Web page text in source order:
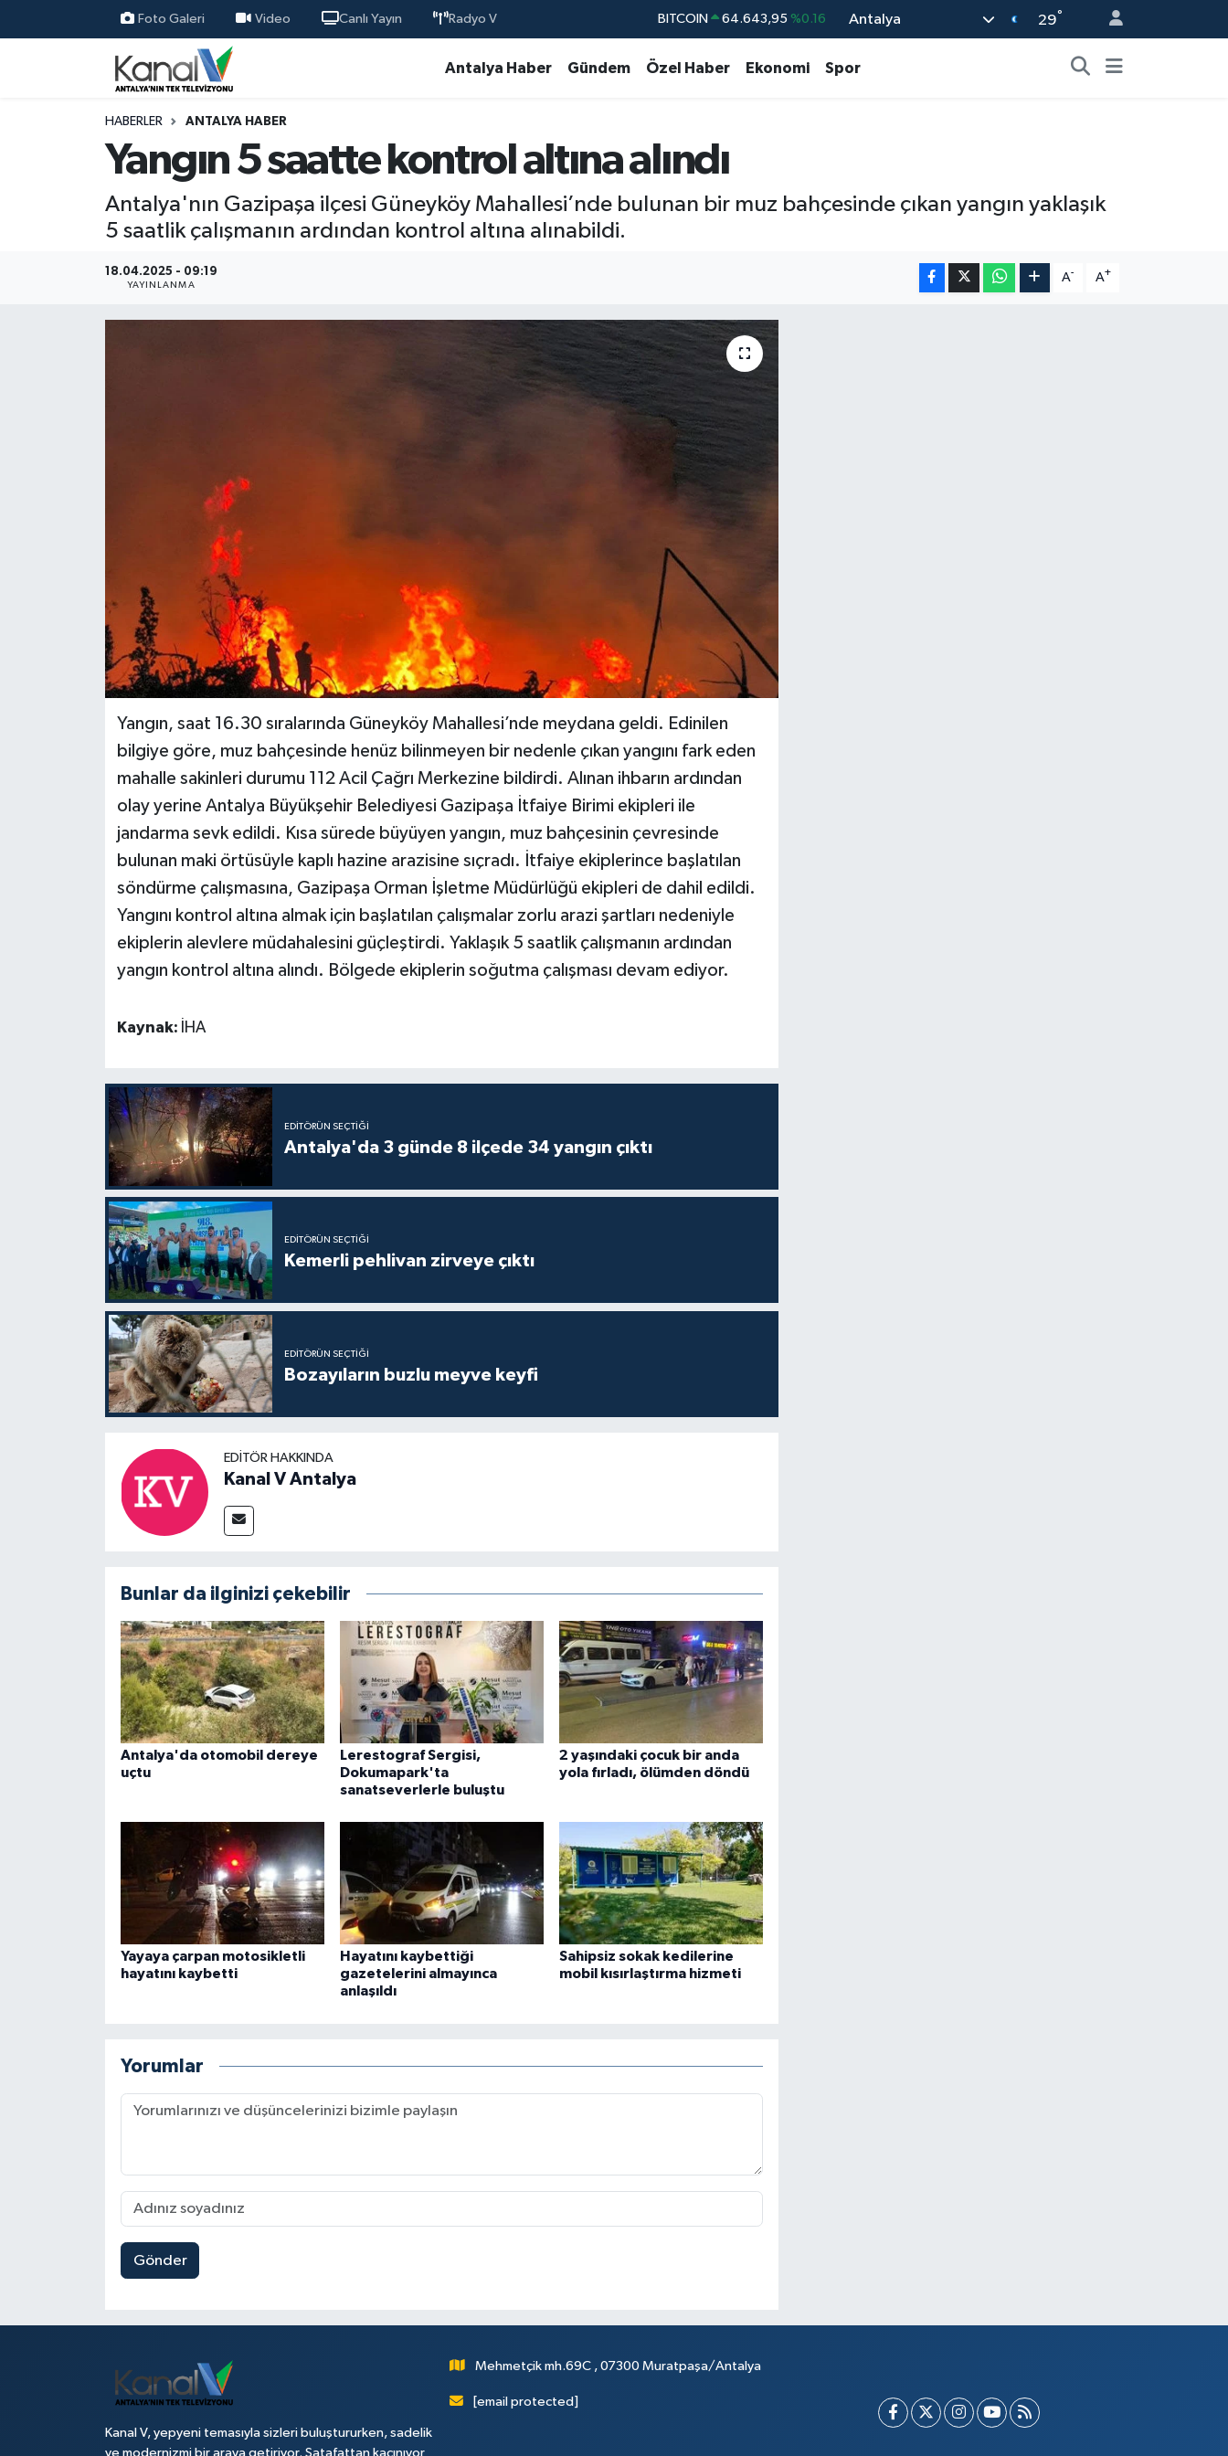
Foto Galeri Video Canlı Yayın Radyo V BITCOIN 64.643,95 %0.16
GRAM ALTIN
Antalya 29°
Antalya Haber Gündem Özel Haber Ekonomi Spor
HABERLER ANTALYA HABER
Yangın 5 saatte kontrol altına alındı
Antalya'nın Gazipaşa ilçesi Güneyköy Mahallesi’nde bulunan bir muz bahçesinde çıkan yangın yaklaşık
5 saatlik çalışmanın ardından kontrol altına alınabildi.
18.04.2025 - 09:19
YAYINLANMA
A- A+
Yangın, saat 16.30 sıralarında Güneyköy Mahallesi’nde meydana geldi. Edinilen
bilgiye göre, muz bahçesinde henüz bilinmeyen bir nedenle çıkan yangını fark eden
mahalle sakinleri durumu 112 Acil Çağrı Merkezine bildirdi. Alınan ihbarın ardından
olay yerine Antalya Büyükşehir Belediyesi Gazipaşa İtfaiye Birimi ekipleri ile
jandarma sevk edildi. Kısa sürede büyüyen yangın, muz bahçesinin çevresinde
bulunan maki örtüsüyle kaplı hazine arazisine sıçradı. İtfaiye ekiplerince başlatılan
söndürme çalışmasına, Gazipaşa Orman İşletme Müdürlüğü ekipleri de dahil edildi.
Yangını kontrol altına almak için başlatılan çalışmalar zorlu arazi şartları nedeniyle
ekiplerin alevlere müdahalesini güçleştirdi. Yaklaşık 5 saatlik çalışmanın ardından
yangın kontrol altına alındı. Bölgede ekiplerin soğutma çalışması devam ediyor.
Kaynak: İHA
EDITÖRÜN SEÇTIĞI
Antalya'da 3 günde 8 ilçede 34 yangın çıktı
EDITÖRÜN SEÇTIĞI
Kemerli pehlivan zirveye çıktı
EDITÖRÜN SEÇTIĞI
Bozayıların buzlu meyve keyfi
EDITÖR HAKKINDA
Kanal V Antalya
Bunlar da ilginizi çekebilir
Antalya'da otomobil dereye
uçtu
Lerestograf Sergisi,
Dokumapark'ta
sanatseverlerle buluştu
2 yaşındaki çocuk bir anda
yola fırladı, ölümden döndü
Yayaya çarpan motosikletli
hayatını kaybetti
Hayatını kaybettiği
gazetelerini almayınca
anlaşıldı
Sahipsiz sokak kedilerine
mobil kısırlaştırma hizmeti
Yorumlar
Gönder
Kanal V, yepyeni temasıyla sizleri buluştururken, sadelik
ve modernizmi bir araya getiriyor. Şatafattan kaçınıyor
Mehmetçik mh.69C , 07300 Muratpaşa/Antalya
[email protected]
Ana Haber
Antalya Haber
Öğle Bülteni
Sosyal medya
Televizyon
Nöbetçi Eczaneler
Hava Durumu
Trafik Durumu
Süper Lig Puan Durumu ve Fikstür